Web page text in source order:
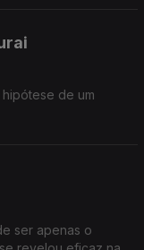
de um
ser apenas o